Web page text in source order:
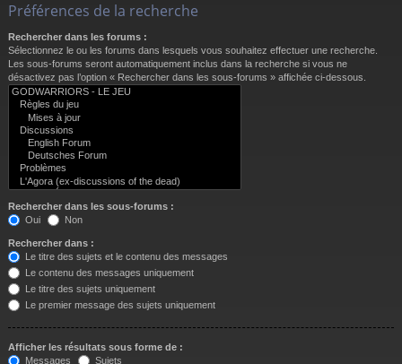
Préférences de la recherche
Rechercher dans les forums :
Sélectionnez le ou les forums dans lesquels vous souhaitez effectuer une recherche.
Les sous-forums seront automatiquement inclus dans la recherche si vous ne
désactivez pas l’option « Rechercher dans les sous-forums » affichée ci-dessous.
Rechercher dans les sous-forums :
Oui
Non
Rechercher dans :
Le titre des sujets et le contenu des messages
Le contenu des messages uniquement
Le titre des sujets uniquement
Le premier message des sujets uniquement
Afficher les résultats sous forme de :
Messages
Sujets